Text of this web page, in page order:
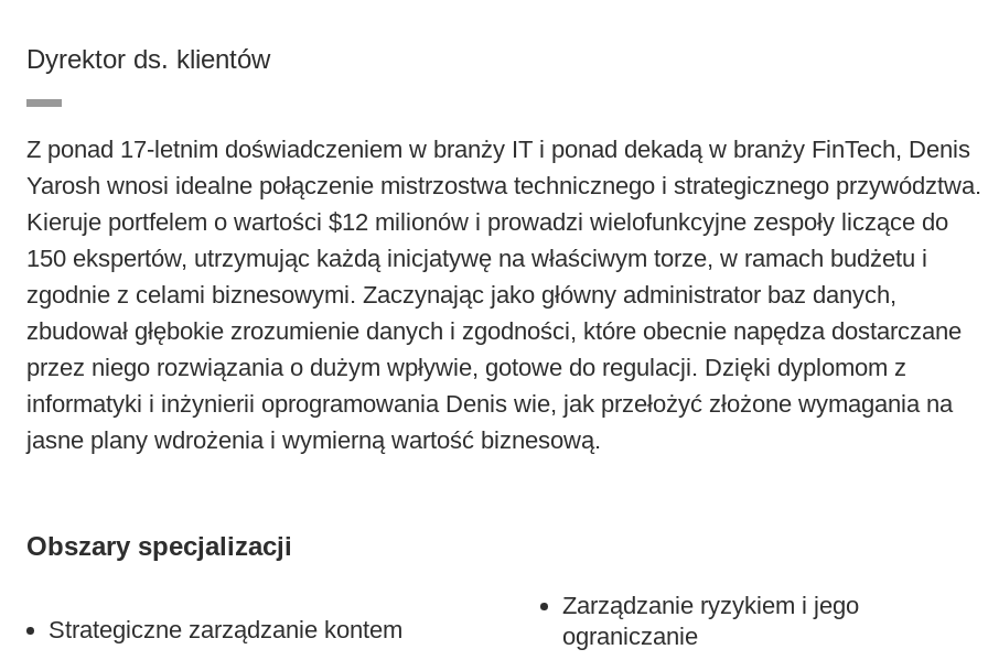
Dyrektor ds. klientów
Z ponad 17-letnim doświadczeniem w branży IT i ponad dekadą w branży FinTech, Denis
Yarosh wnosi idealne połączenie mistrzostwa technicznego i strategicznego przywództwa.
Kieruje portfelem o wartości $12 milionów i prowadzi wielofunkcyjne zespoły liczące do
150 ekspertów, utrzymując każdą inicjatywę na właściwym torze, w ramach budżetu i
zgodnie z celami biznesowymi. Zaczynając jako główny administrator baz danych,
zbudował głębokie zrozumienie danych i zgodności, które obecnie napędza dostarczane
przez niego rozwiązania o dużym wpływie, gotowe do regulacji. Dzięki dyplomom z
informatyki i inżynierii oprogramowania Denis wie, jak przełożyć złożone wymagania na
jasne plany wdrożenia i wymierną wartość biznesową.
Obszary specjalizacji
Strategiczne zarządzanie kontem
Zarządzanie ryzykiem i jego
ograniczanie